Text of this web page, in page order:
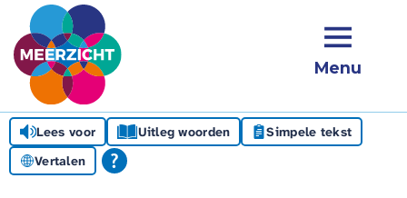
Menu
Lees voor Uitleg woorden
Simpele tekst
Vertalen